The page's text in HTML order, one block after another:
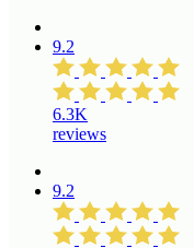
9.2
6.3K
reviews
9.2